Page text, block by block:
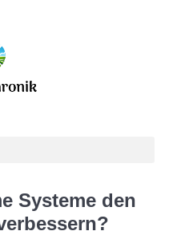
Systeme den